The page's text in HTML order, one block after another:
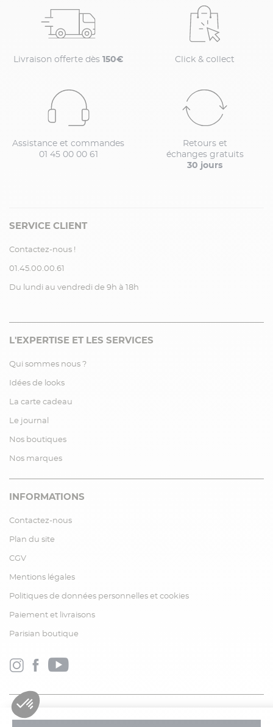
Livraison offerte dès 150€ Click & collect
Assistance et commandes
01 45 00 00 61
Retours et
échanges gratuits
30 jours
SERVICE CLIENT
Contactez-nous !
01.45.00.00.61
Du lundi au vendredi de 9h à 18h
L'EXPERTISE ET LES SERVICES
Qui sommes nous ?
Idées de looks
La carte cadeau
Le journal
Nos boutiques
Nos marques
INFORMATIONS
Contactez-nous
Plan du site
CGV
Mentions légales
Politiques de données personnelles et cookies
Paiement et livraisons
Parisian boutique